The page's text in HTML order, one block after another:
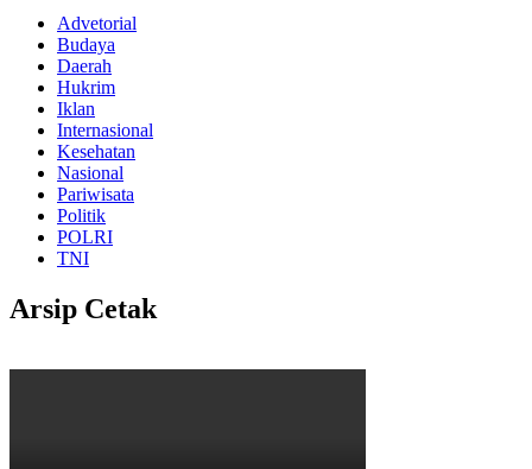
Advetorial
Budaya
Daerah
Hukrim
Iklan
Internasional
Kesehatan
Nasional
Pariwisata
Politik
POLRI
TNI
Arsip Cetak